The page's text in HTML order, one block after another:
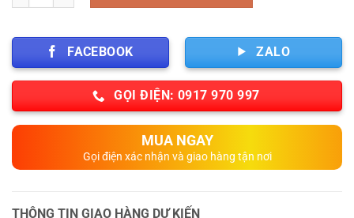
FACEBOOK ZALO
GỌI ĐIỆN: 0917 970 997
MUA NGAY
Gọi điện xác nhận và giao hàng tận nơi
THÔNG TIN GIAO HÀNG DỰ KIẾN